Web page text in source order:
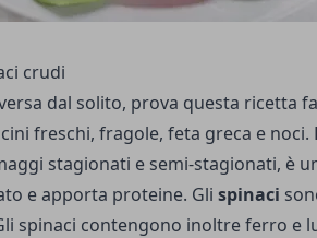
dal solito, prova questa ricetta
freschi, fragole, feta greca e noci.
stagionati e semi-stagionati, è
e apporta proteine. Gli spinaci
spinaci contengono inoltre ferro e